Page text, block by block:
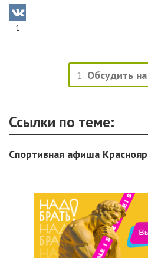
1
1 Обсудить
Ссылки по теме:
Спортивная афиша